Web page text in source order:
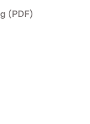
(PDF)